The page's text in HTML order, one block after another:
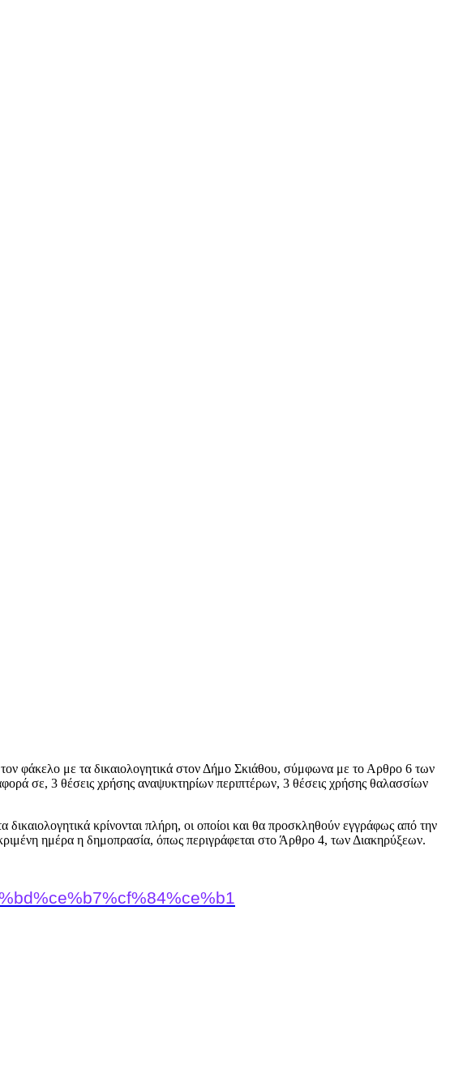
φάκελο με τα δικαιολογητικά στον Δήμο Σκιάθου, σύμφωνα με το Αρθρο 6 των
σε, 3 θέσεις χρήσης αναψυκτηρίων περιπτέρων, 3 θέσεις χρήσης θαλασσίων
κρίνονται πλήρη, οι οποίοι και θα προσκληθούν εγγράφως από την
ημέρα η δημοπρασία, όπως περιγράφεται στο Άρθρο 4, των Διακηρύξεων.